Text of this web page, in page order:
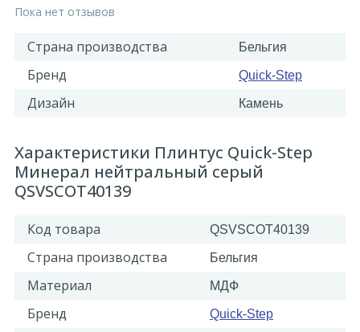
Пока нет отзывов
Страна производства Бельгия
Бренд Quick-Step
Дизайн Камень
Характеристики Плинтус Quick-Step
Минерал нейтральный серый
QSVSCOT40139
Код товара QSVSCOT40139
Страна производства Бельгия
Материал МДФ
Бренд Quick-Step